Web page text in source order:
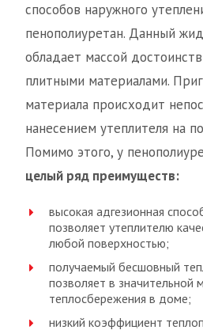
способов наружного
пенополиуретан. Данный
обладает массой
плитными материалами.
материала происходит
нанесением утеплителя на
Помимо этого, у
целый ряд преимуществ:
высокая адгезионная
позволяет утеплителю
любой поверхностью;
получаемый бесшовный
позволяет в значительной
теплосбережения в доме;
низкий коэффициент